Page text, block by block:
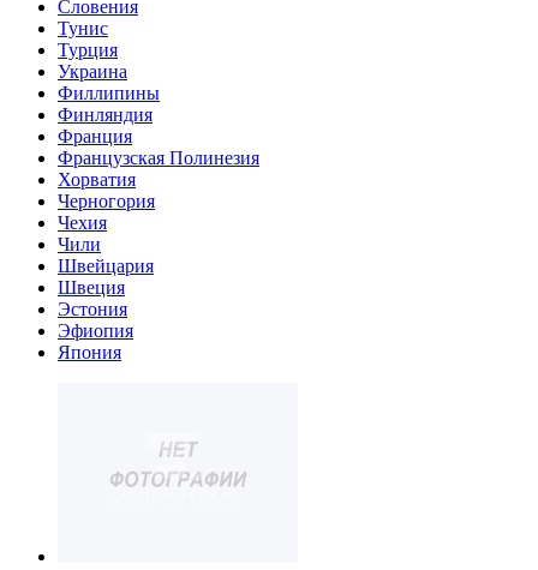
Словения
Тунис
Турция
Украина
Филлипины
Финляндия
Франция
Французская Полинезия
Хорватия
Черногория
Чехия
Чили
Швейцария
Швеция
Эстония
Эфиопия
Япония